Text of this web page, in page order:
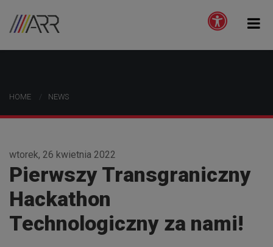
HOME NEWS
wtorek, 26 kwietnia 2022
Pierwszy Transgraniczny
Hackathon
Technologiczny za nami!